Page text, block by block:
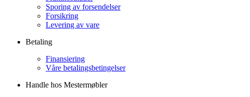
Sporing av forsendelser
Forsikring
Levering av vare
Betaling
Finansiering
Våre betalingsbetingelser
Handle hos Mestermøbler